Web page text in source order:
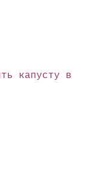
капусту в